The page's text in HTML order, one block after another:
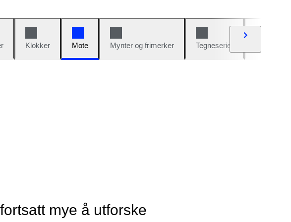
Klokker Mote Mynter og frimerker Tegneserier
mye å utforske